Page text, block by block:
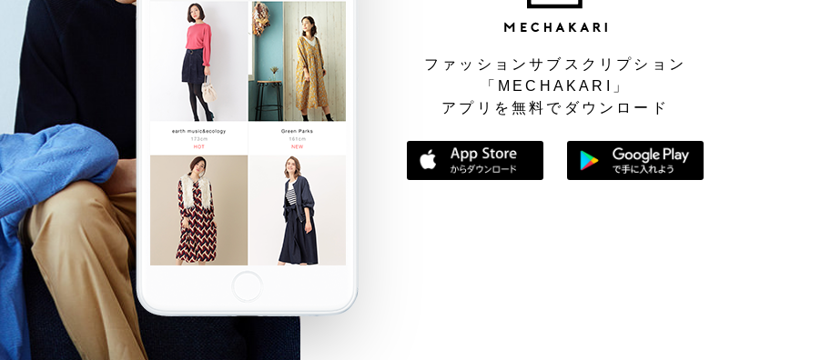
ファッションサブスクリプション
「MECHAKARI」
アプリを無料でダウンロード
App Storeからダウンロード